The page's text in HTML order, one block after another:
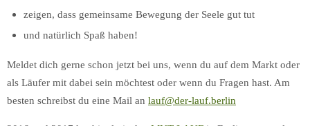
zeigen, dass gemeinsame Bewegung der Seele gut tut
und natürlich Spaß haben!
Meldet dich gerne schon jetzt bei uns, wenn du auf dem Markt oder
als Läufer mit dabei sein möchtest oder wenn du Fragen hast. Am
besten schreibst du eine Mail an lauf@der-lauf.berlin